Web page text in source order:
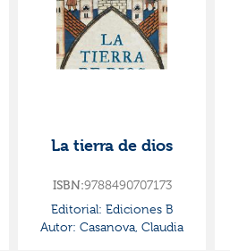
La tierra de dios
ISBN:9788490707173
Editorial: Ediciones B
Autor: Casanova, Claudia